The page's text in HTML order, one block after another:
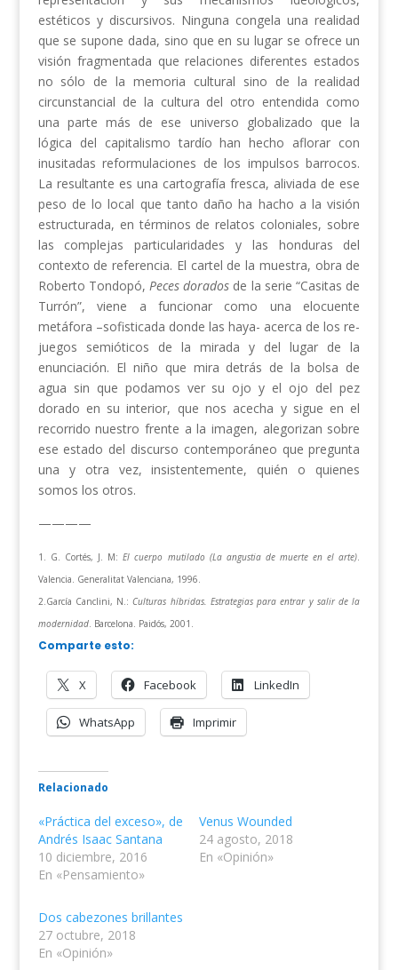
estéticos y discursivos. Ninguna congela una realidad
que se supone dada, sino que en su lugar se ofrece un
visión fragmentada que relaciones diferentes estados
no sólo de la memoria cultural sino de la realidad
circunstancial de la cultura del otro entendida como
una parte más de ese universo globalizado que la
lógica del capitalismo tardío han hecho aflorar con
inusitadas reformulaciones de los impulsos barrocos.
La resultante es una cartografía fresca, aliviada de ese
peso de lo local que tanto daño ha hacho a la visión
estructurada, en términos de relatos coloniales, sobre
las complejas particularidades y las honduras del
contexto de referencia. El cartel de la muestra, obra de
Roberto Tondopó,Peces dorados de la serie “Casitas de
Turrón”, viene a funcionar como una elocuente
metáfora –sofisticada donde las haya- acerca de los re-
juegos semióticos de la mirada y del lugar de la
enunciación. El niño que mira detrás de la bolsa de
agua sin que podamos ver su ojo y el ojo del pez
dorado en su interior, que nos acecha y sigue en el
recorrido nuestro frente a la imagen, alegorizan sobre
ese estado del discurso contemporáneo que pregunta
una y otra vez, insistentemente, quién o quienes
somos los otros.
————
1. G. Cortés, J. M:El cuerpo mutilado (La angustia de muerte en el arte).
Valencia. Generalitat Valenciana, 1996.
2.García Canclini, N.:Culturas híbridas. Estrategias para entrar y salir de la
modernidad. Barcelona. Paidós, 2001.
Comparte esto:
X Facebook LinkedIn
WhatsApp Imprimir
Relacionado
«Práctica del exceso», de
Andrés Isaac Santana
10 diciembre, 2016
En «Pensamiento»
Venus Wounded
24 agosto, 2018
En «Opinión»
Dos cabezones brillantes
27 octubre, 2018
En «Opinión»